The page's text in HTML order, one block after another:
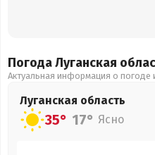
Погода Луганская
Актуальная информация о погоде
Луганская область
35° 17° Ясно